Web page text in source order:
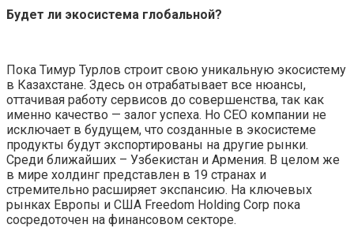
Будет ли экосистема глобальной?
Пока Тимур Турлов строит свою уникальную экосистему
в Казахстане. Здесь он отрабатывает все нюансы,
оттачивая работу сервисов до совершенства, так как
именно качество — залог успеха. Но CEO компании не
исключает в будущем, что созданные в экосистеме
продукты будут экспортированы на другие рынки.
Среди ближайших – Узбекистан и Армения. В целом же
в мире холдинг представлен в 19 странах и
стремительно расширяет экспансию. На ключевых
рынках Европы и США Freedom Holding Corp пока
сосредоточен на финансовом секторе.